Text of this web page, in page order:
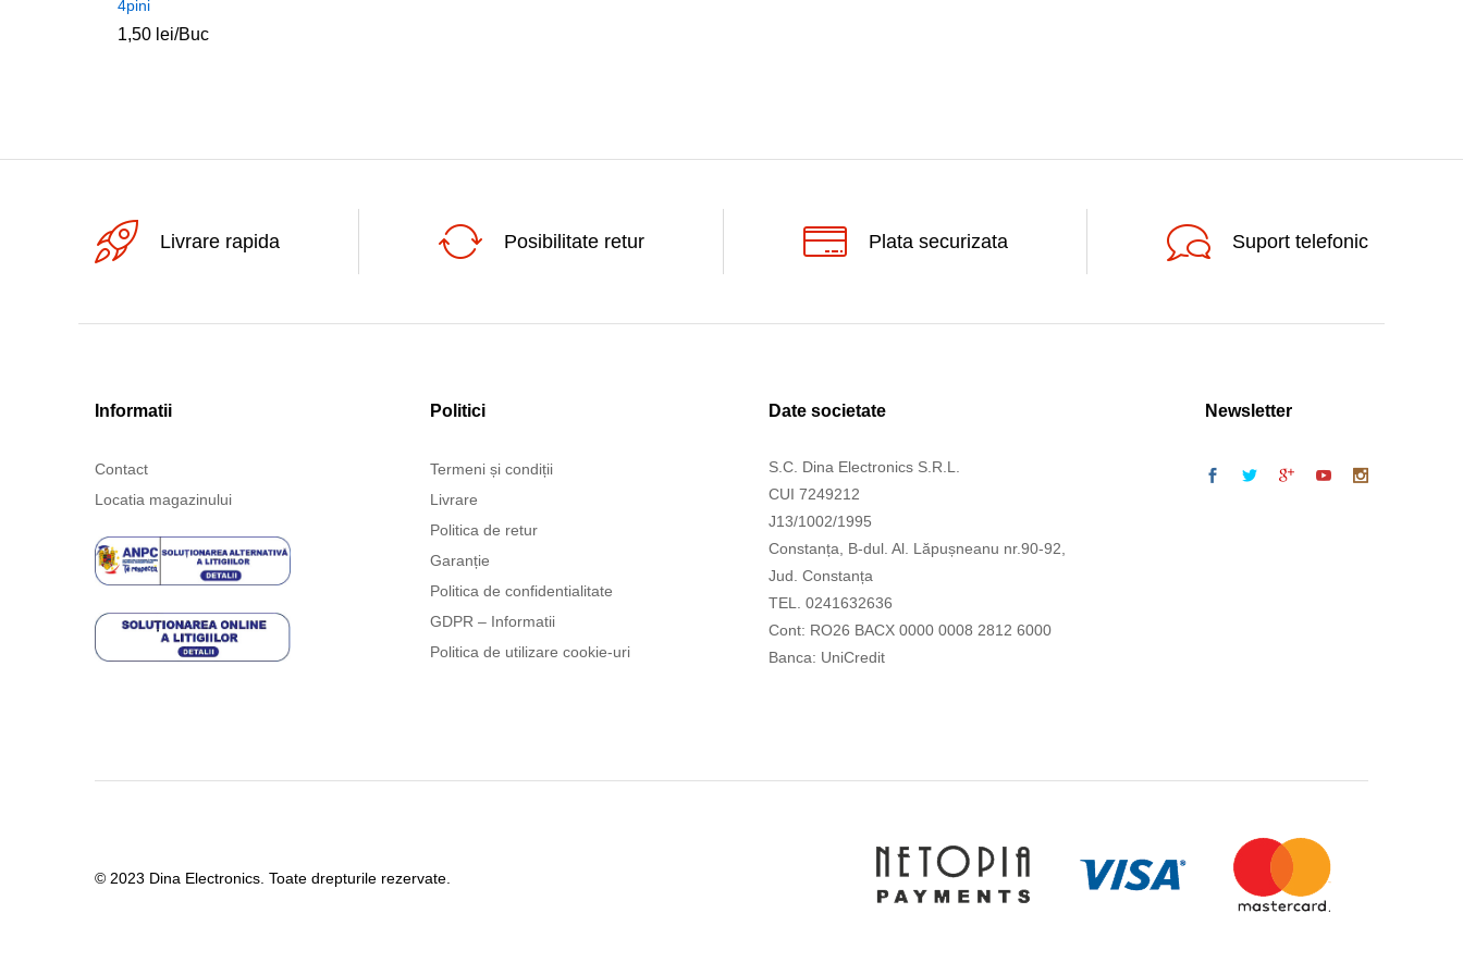
4pini
1,50 lei/Buc
Livrare rapida Posibilitate retur Plata securizata Suport telefonic
Informatii
Contact
Locatia magazinului
Politici
Termeni și condiții
Livrare
Politica de retur
Garanție
Politica de confidentialitate
GDPR – Informatii
Politica de utilizare cookie-uri
Date societate
S.C. Dina Electronics S.R.L.
CUI 7249212
J13/1002/1995
Constanța, B-dul. Al. Lăpușneanu nr.90-92,
Jud. Constanța
TEL. 0241632636
Cont: RO26 BACX 0000 0008 2812 6000
Banca: UniCredit
Newsletter
© 2023 Dina Electronics. Toate drepturile rezervate.